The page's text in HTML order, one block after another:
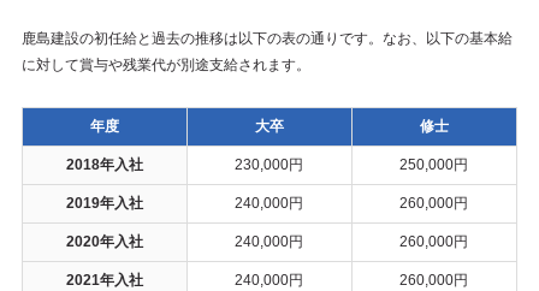
鹿島建設の初任給と過去の推移は以下の表の通りです。なお、以下の基本給
に対して賞与や残業代が別途支給されます。
年度 大卒 修士
2018年入社 230,000円 250,000円
2019年入社 240,000円 260,000円
2020年入社 240,000円 260,000円
2021年入社 240,000円 260,000円